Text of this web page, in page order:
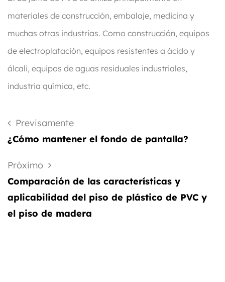
materiales de construcción, embalaje, medicina y
muchas otras industrias. Como construcción, equipos
de electroplatación, equipos resistentes a ácido y
álcali, equipos de aguas residuales industriales,
industria química, etc.
Previsamente
¿Cómo mantener el fondo de pantalla?
Próximo
Comparación de las características y
aplicabilidad del piso de plástico de PVC y
el piso de madera